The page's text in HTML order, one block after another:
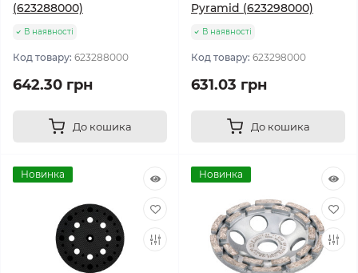
(623288000)
В наявності
Код товару: 623288000
642.30 грн
До кошика
Pyramid (623298000)
В наявності
Код товару: 623298000
631.03 грн
До кошика
Новинка Новинка